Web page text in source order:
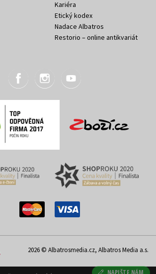
NAPIŠTE NÁM
Kariéra
Etický kodex
Nadace Albatros
Restorio – online antikvariát
2026 © Albatrosmedia.cz, Albatros Media a.s.